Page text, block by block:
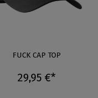
FUCK CAP TOP
29,95 €*